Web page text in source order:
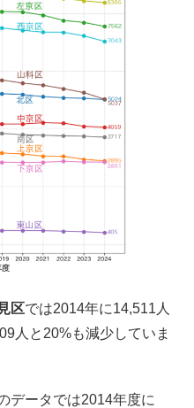
区では2014年に14,511人
人と20%も減少していま
データでは2014年度に